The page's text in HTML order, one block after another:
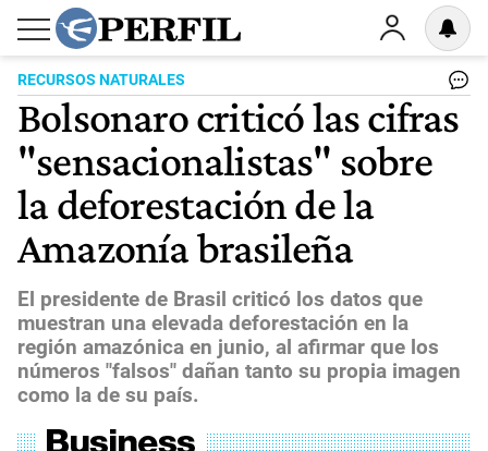
RECURSOS NATURALES
Bolsonaro criticó las cifras
"sensacionalistas" sobre
la deforestación de la
Amazonía brasileña
El presidente de Brasil criticó los datos que
muestran una elevada deforestación en la
región amazónica en junio, al afirmar que los
números "falsos" dañan tanto su propia imagen
como la de su país.